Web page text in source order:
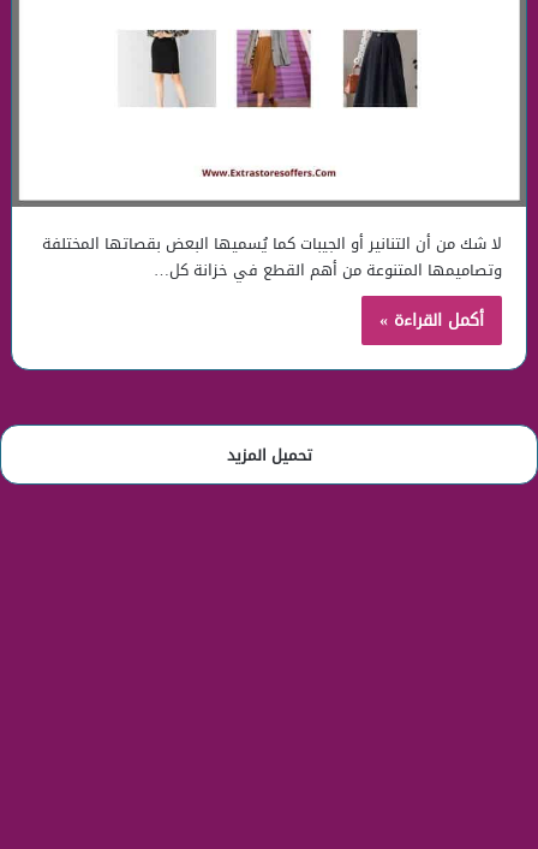
لا شك من أن التنانير أو الجيبات كما يُسميها البعض بقصاتها المختلفة
وتصاميمها المتنوعة من أهم القطع في خزانة كل…
أكمل القراءة »
تحميل المزيد